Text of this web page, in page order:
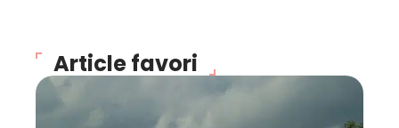
Article favori